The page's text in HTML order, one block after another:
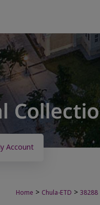
Account
Home > Chula-ETD > 38288